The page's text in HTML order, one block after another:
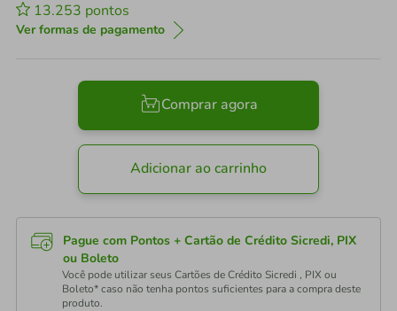
13.253 pontos
Ver formas de pagamento
Comprar agora
Adicionar ao carrinho
Pague com Pontos + Cartão de Crédito Sicredi, PIX
ou Boleto
Você pode utilizar seus Cartões de Crédito Sicredi , PIX ou
Boleto* caso não tenha pontos suficientes para a compra deste
produto.